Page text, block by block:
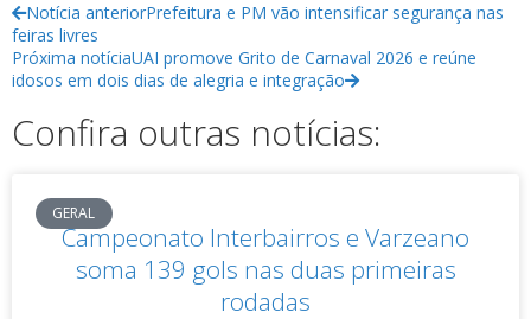
Notícia anteriorPrefeitura e PM vão intensificar segurança nas
feiras livres
Próxima notíciaUAI promove Grito de Carnaval 2026 e reúne
idosos em dois dias de alegria e integração
Confira outras notícias:
GERAL
Campeonato Interbairros e Varzeano
soma 139 gols nas duas primeiras
rodadas